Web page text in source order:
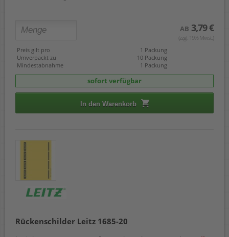
AB 3,79 €
(zzgl. 19% Mwst.)
Preis gilt pro
1 Packung
Umverpackt zu
10 Packung
Mindestabnahme
1 Packung
sofort verfügbar
In den Warenkorb
Rückenschilder Leitz 1685-20